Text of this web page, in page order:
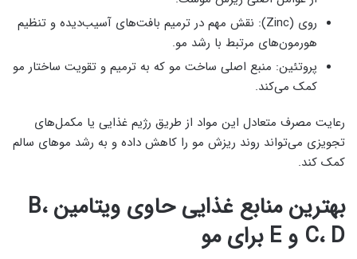
روی (Zinc): نقش مهم در ترمیم بافت‌های آسیب‌دیده و تنظیم
هورمون‌های مرتبط با رشد مو.
پروتئین: منبع اصلی ساخت مو که به ترمیم و تقویت ساختار مو
کمک می‌کند.
رعایت مصرف متعادل این مواد از طریق رژیم غذایی یا مکمل‌های
تجویزی می‌تواند روند ریزش مو را کاهش داده و به رشد موهای سالم
کمک کند.
بهترین منابع غذایی حاوی ویتامین B،
C، D و E برای مو